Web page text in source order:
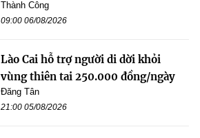
Thành Công
09:00 06/08/2026
Lào Cai hỗ trợ người di dời khỏi
vùng thiên tai 250.000 đồng/ngày
Đăng Tân
21:00 05/08/2026